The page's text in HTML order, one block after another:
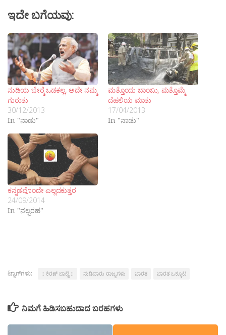
ಇದೇ ಬಗೆಯವು:
ನುಡಿಯ ಬೇರ್‍ಮೆ ಒಡಕಲ್ಲ, ಅದೇ ನಮ್ಮ
ಗುರುತು
30/12/2013
In "ನಾಡು"
ಮತ್ತೊಂದು ಬಾಂಬು, ಮತ್ತೊಮ್ಮೆ
ದೆಹಲಿಯ ಮಾತು
17/04/2013
In "ನಾಡು"
ಕನ್ನಡವೊಂದೇ ಎಲ್ಲದಕುತ್ತರ
24/09/2014
In "ನಲ್ಬರಹ"
ಟ್ಯಾಗ್‌ಗಳು: :: ಕಿರಣ್ ಬಾಟ್ನಿ :: ನುಡಿವಾರು ರಾಜ್ಯಗಳು ಬಾರತ ಬಾರತ ಒಕ್ಕೂಟ
ನಿಮಗೆ ಹಿಡಿಸಬಹುದಾದ ಬರಹಗಳು